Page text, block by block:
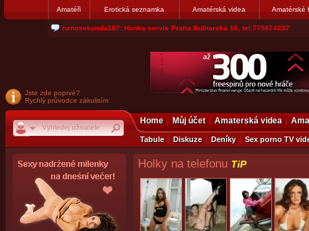
Amatéři Erotická seznamka Amatérská videa Amatérské
jjoseff: Najde se par, ktery nekdy přemýšlel o divákovi. Napiste
Jste zde poprvé?
Rychlý průvodce zákulisím
Home Můj účet Amaterská videa
Tabule Diskuze Deníky Sex porno TV
Holky na telefonu TiP